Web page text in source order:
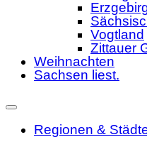
Vogtland
Zittauer
Weihnachten
Sachsen liest.
Regionen &